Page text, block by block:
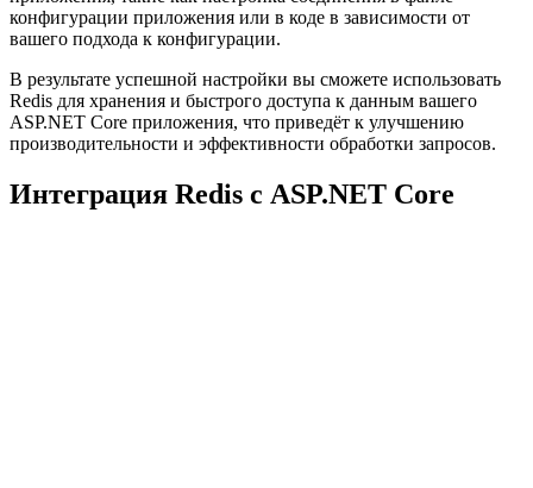
конфигурации приложения или в коде в зависимости от
вашего подхода к конфигурации.
В результате успешной настройки вы сможете использовать
Redis для хранения и быстрого доступа к данным вашего
ASP.NET Core приложения, что приведёт к улучшению
производительности и эффективности обработки запросов.
Интеграция Redis с ASP.NET Core